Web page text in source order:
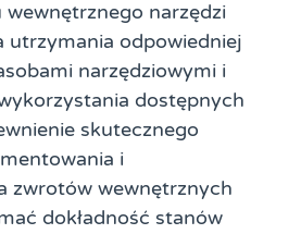
wewnętrznego narzędzi
utrzymania odpowiedniej
narzędziowymi i
dostępnych
skutecznego
i
zwrotów wewnętrznych
dokładność stanów